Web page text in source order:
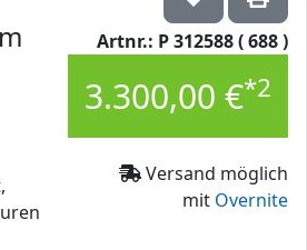
Artnr.: P 312588 ( 688 )
3.300,00 €*2
Versand möglich
mit Overnite